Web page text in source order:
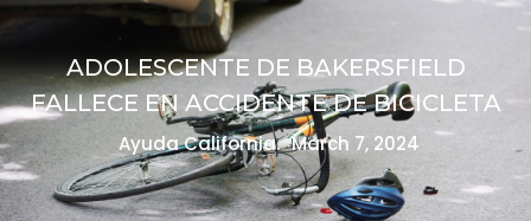
ADOLESCENTE DE BAKERSFIELD
FALLECE EN ACCIDENTE DE BICICLETA
Ayuda California. March 7, 2024